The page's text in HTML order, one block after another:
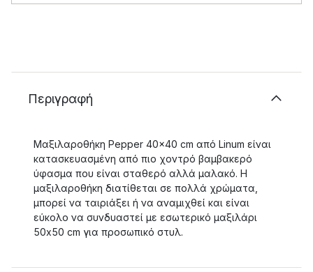
Περιγραφή
Μαξιλαροθήκη Pepper 40x40 cm από Linum είναι
κατασκευασμένη από πιο χοντρό βαμβακερό
ύφασμα που είναι σταθερό αλλά μαλακό. Η
μαξιλαροθήκη διατίθεται σε πολλά χρώματα,
μπορεί να ταιριάξει ή να αναμιχθεί και είναι
εύκολο να συνδυαστεί με εσωτερικό μαξιλάρι
50x50 cm για προσωπικό στυλ.